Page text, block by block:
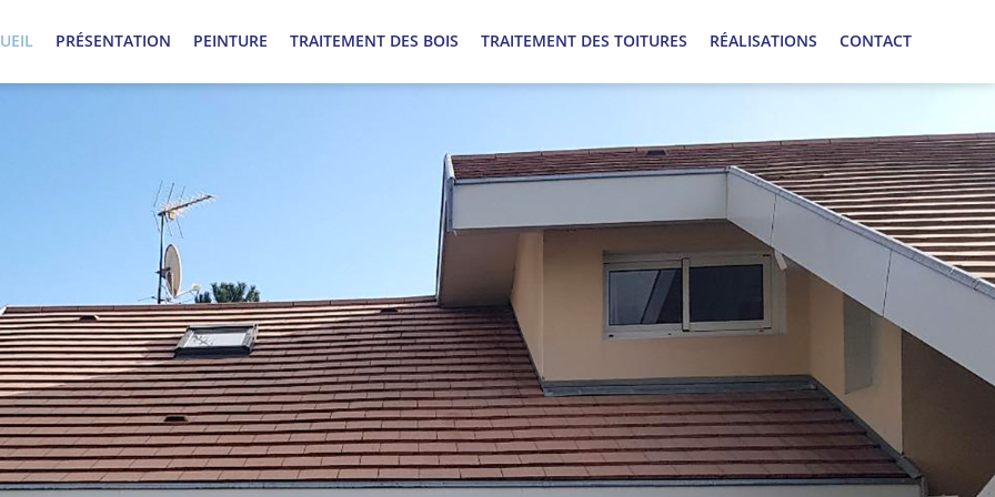
PRÉSENTATION PEINTURE TRAITEMENT DES BOIS TRAITEMENT DES TOITURES RÉALISATIONS CONTACT